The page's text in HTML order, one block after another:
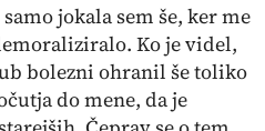
jokala sem še, ker me
Ko je videl,
bolezni ohranil še toliko
do mene, da je